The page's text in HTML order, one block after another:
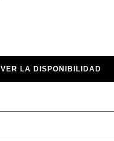
VER LA DISPONIBILIDAD